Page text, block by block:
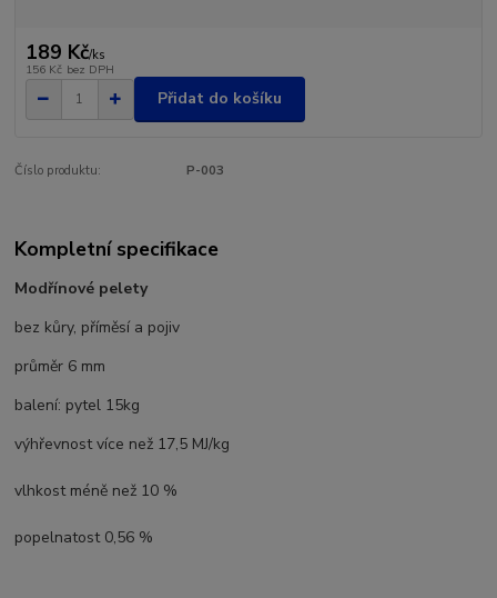
189 Kč/ks
156 Kč bez DPH
Přidat do košíku
Číslo produktu: P-003
Kompletní specifikace
Modřínové pelety
bez kůry, příměsí a pojiv
průměr 6 mm
balení: pytel 15kg
výhřevnost více než 17,5 MJ/kg
vlhkost méně než 10 %
popelnatost 0,56 %